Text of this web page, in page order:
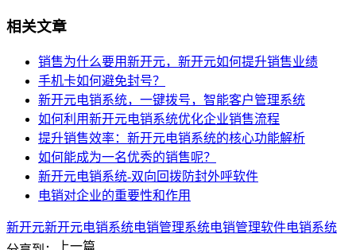
相关文章
销售为什么要用新开元，新开元如何提升销售业绩
手机卡如何避免封号？
新开元电销系统，一键拨号，智能客户管理系统
如何利用新开元电销系统优化企业销售流程
提升销售效率：新开元电销系统的核心功能解析
如何能成为一名优秀的销售呢？
新开元电销系统-双向回拨防封外呼软件
电销对企业的重要性和作用
新开元新开元电销系统电销管理系统电销管理软件电销系统
上一篇